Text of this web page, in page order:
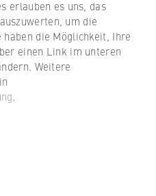
Philipp als
und
für bessere
für
erlauben es uns, das
um die
haben die Möglichkeit, Ihre
einen Link im unteren
Weitere